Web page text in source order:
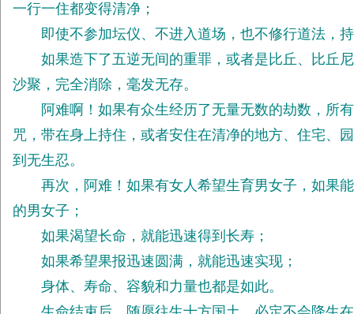
一行一住都变得清净；
即使不参加坛仪、不进入道场，也不修行道法，持
如果造下了五逆无间的重罪，或者是比丘、比丘尼
沙聚，完全消除，毫发无存。
阿难啊！如果有众生经历了无量无数的劫数，所有
咒，带在身上持住，或者安住在清净的地方、住宅、
到无生忍。
再次，阿难！如果有女人希望生育男女子，如果能
的男女子；
如果渴望长命，就能迅速得到长寿；
如果希望果报迅速圆满，就能迅速实现；
身体、寿命、容貌和力量也都是如此。